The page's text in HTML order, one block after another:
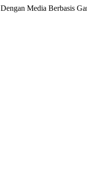
Media Berbasis